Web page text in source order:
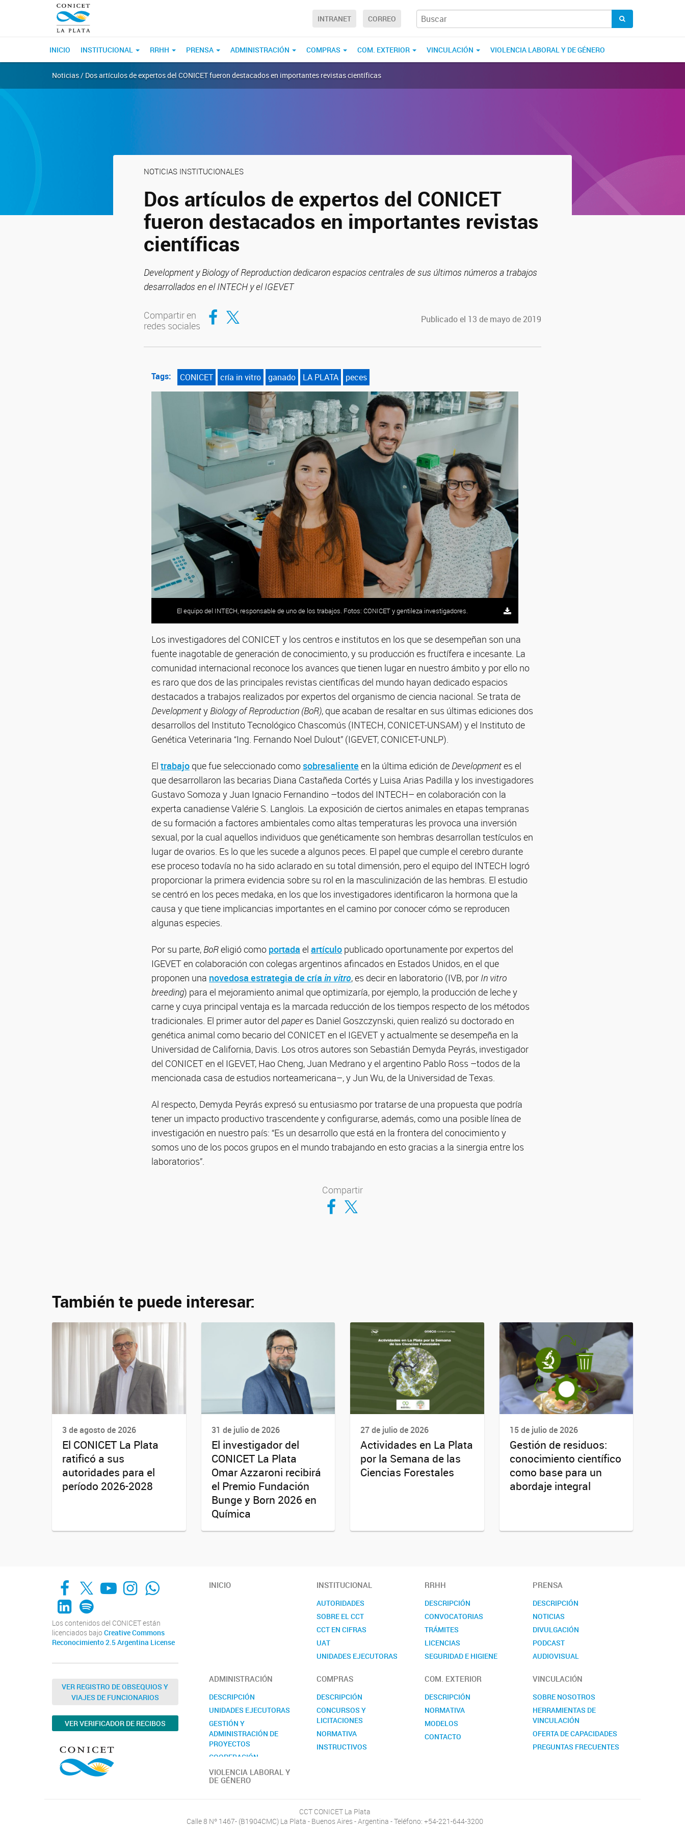
INTRANET CORREO
INICIO INSTITUCIONAL RRHH PRENSA ADMINISTRACIÓN COMPRAS COM. EXTERIOR VINCULACIÓN VIOLENCIA LABORAL Y DE GÉNERO
Noticias / Dos artículos de expertos del CONICET fueron destacados en importantes revistas científicas
NOTICIAS INSTITUCIONALES
Dos artículos de expertos del CONICET
fueron destacados en importantes revistas
científicas
Development y Biology of Reproduction dedicaron espacios centrales de sus últimos números a trabajos
desarrollados en el INTECH y el IGEVET
Compartir en
redes sociales
Compartir en Facebook
Compartir en Twitter Publicado el 13 de mayo de 2019
Tags: CONICET cría in vitro ganado LA PLATA peces
El equipo del INTECH, responsable de uno de los trabajos. Fotos: CONICET y gentileza investigadores.
El equipo del INTECH, responsable de uno de los trabajos. Fotos: CONICET y gentileza investigadores.
El equipo del INTECH, responsable de uno de los trabajos. Fotos: CONICET y gentileza investigadores.
El equipo del INTECH, responsable de uno de los trabajos. Fotos: CONICET y gentileza investigadores.
Los investigadores del CONICET y los centros e institutos en los que se desempeñan son una
fuente inagotable de generación de conocimiento, y su producción es fructífera e incesante. La
comunidad internacional reconoce los avances que tienen lugar en nuestro ámbito y por ello no
es raro que dos de las principales revistas científicas del mundo hayan dedicado espacios
destacados a trabajos realizados por expertos del organismo de ciencia nacional. Se trata de
Developmenty Biology of Reproduction (BoR), que acaban de resaltar en sus últimas ediciones dos
desarrollos del Instituto Tecnológico Chascomús (INTECH, CONICET-UNSAM) y el Instituto de
Genética Veterinaria “Ing. Fernando Noel Dulout” (IGEVET, CONICET-UNLP).
El trabajo que fue seleccionado comosobresaliente en la última edición de Developmentes el
que desarrollaron las becarias Diana Castañeda Cortés y Luisa Arias Padilla y los investigadores
Gustavo Somoza y Juan Ignacio Fernandino –todos del INTECH– en colaboración con la
experta canadiense Valérie S. Langlois. La exposición de ciertos animales en etapas tempranas
de su formación a factores ambientales como altas temperaturas les provoca una inversión
sexual, por la cual aquellos individuos que genéticamente son hembras desarrollan testículos en
lugar de ovarios. Es lo que les sucede a algunos peces. El papel que cumple el cerebro durante
ese proceso todavía no ha sido aclarado en su total dimensión, pero el equipo del INTECH logró
proporcionar la primera evidencia sobre su rol en la masculinización de las hembras. El estudio
se centró en los peces medaka, en los que los investigadores identificaron la hormona que la
causa y que tiene implicancias importantes en el camino por conocer cómo se reproducen
algunas especies.
Por su parte, BoReligió como portada el artículo publicado oportunamente por expertos del
IGEVET en colaboración con colegas argentinos afincados en Estados Unidos, en el que
proponen una novedosa estrategia de cría in vitro, es decir en laboratorio (IVB, por In vitro
breeding) para el mejoramiento animal que optimizaría, por ejemplo, la producción de leche y
carne y cuya principal ventaja es la marcada reducción de los tiempos respecto de los métodos
tradicionales. El primer autor del paperes Daniel Goszczynski, quien realizó su doctorado en
genética animal como becario del CONICET en el IGEVET y actualmente se desempeña en la
Universidad de California, Davis. Los otros autores son Sebastián Demyda Peyrás, investigador
del CONICET en el IGEVET, Hao Cheng, Juan Medrano y el argentino Pablo Ross –todos de la
mencionada casa de estudios norteamericana–, y Jun Wu, de la Universidad de Texas.
Al respecto, Demyda Peyrás expresó su entusiasmo por tratarse de una propuesta que podría
tener un impacto productivo trascendente y configurarse, además, como una posible línea de
investigación en nuestro país: “Es un desarrollo que está en la frontera del conocimiento y
somos uno de los pocos grupos en el mundo trabajando en esto gracias a la sinergia entre los
laboratorios”.
Compartir
Compartir en Facebook
Compartir en Twitter
También te puede interesar:
3 de agosto de 2026
El CONICET La Plata
ratificó a sus
autoridades para el
período 2026-2028
31 de julio de 2026
El investigador del
CONICET La Plata
Omar Azzaroni recibirá
el Premio Fundación
Bunge y Born 2026 en
Química
27 de julio de 2026
Actividades en La Plata
por la Semana de las
Ciencias Forestales
15 de julio de 2026
Gestión de residuos:
conocimiento científico
como base para un
abordaje integral
Facebook
X YouTube
Instagram
Whats App
LinkedIn
Spotify
Los contenidos del CONICET están
licenciados bajo Creative Commons
Reconocimiento 2.5 Argentina License
VER REGISTRO DE OBSEQUIOS Y
VIAJES DE FUNCIONARIOS
VER VERIFICADOR DE RECIBOS
INICIO INSTITUCIONAL
AUTORIDADES
SOBRE EL CCT
CCT EN CIFRAS
UAT
UNIDADES EJECUTORAS
REALP
RRHH
DESCRIPCIÓN
CONVOCATORIAS
TRÁMITES
LICENCIAS
SEGURIDAD E HIGIENE
PRENSA
DESCRIPCIÓN
NOTICIAS
DIVULGACIÓN
PODCAST
AUDIOVISUAL
NOVEDADES
CONTACTO
ADMINISTRACIÓN
DESCRIPCIÓN
UNIDADES EJECUTORAS
GESTIÓN Y
ADMINISTRACIÓN DE
PROYECTOS
COOPERACIÓN
CONTACTO
COMPRAS
DESCRIPCIÓN
CONCURSOS Y
LICITACIONES
NORMATIVA
INSTRUCTIVOS
COM. EXTERIOR
DESCRIPCIÓN
NORMATIVA
MODELOS
CONTACTO
VINCULACIÓN
SOBRE NOSOTROS
HERRAMIENTAS DE
VINCULACIÓN
OFERTA DE CAPACIDADES
PREGUNTAS FRECUENTES
VIOLENCIA LABORAL Y
DE GÉNERO
CCT CONICET La Plata
Calle 8 Nº 1467- (B1904CMC) La Plata - Buenos Aires - Argentina - Teléfono: +54-221-644-3200